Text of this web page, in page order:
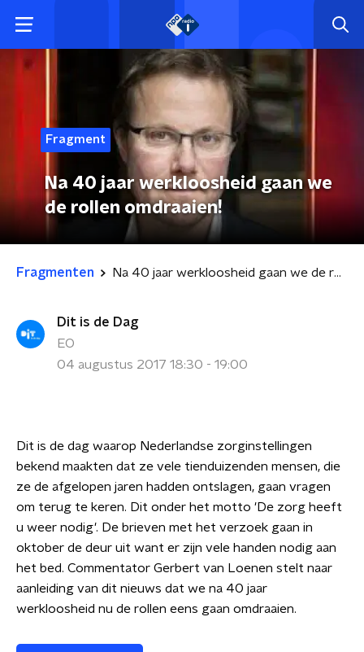
Fragment
Na 40 jaar werkloosheid gaan we
de rollen omdraaien!
Fragmenten Na 40 jaar werkloosheid gaan we de rollen omdraaien!
Dit is de Dag
EO
04 augustus 2017 18:30 - 19:00
Dit is de dag waarop Nederlandse zorginstellingen
bekend maakten dat ze vele tienduizenden mensen, die
ze de afgelopen jaren hadden ontslagen, gaan vragen
om terug te keren. Dit onder het motto 'De zorg heeft
u weer nodig'. De brieven met het verzoek gaan in
oktober de deur uit want er zijn vele handen nodig aan
het bed. Commentator Gerbert van Loenen stelt naar
aanleiding van dit nieuws dat we na 40 jaar
werkloosheid nu de rollen eens gaan omdraaien.